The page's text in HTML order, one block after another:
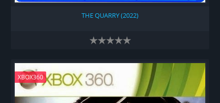
THE QUARRY (2022)
XBOX360